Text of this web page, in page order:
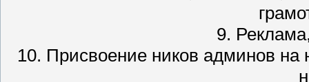
9.
10. Присвоение ников админов